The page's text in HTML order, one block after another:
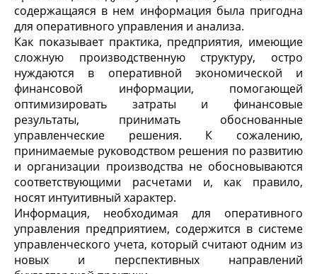
содержащаяся в нем информация была пригодна
для оперативного управления и анализа.
Как показывает практика, предприятия, имеющие
сложную производственную структуру, остро
нуждаются в оперативной экономической и
финансовой информации, помогающей
оптимизировать затраты и финансовые
результаты, принимать обоснованные
управленческие решения. К сожалению,
принимаемые руководством решения по развитию
и организации производства не обосновываются
соответствующими расчетами и, как правило,
носят интуитивный характер.
Информация, необходимая для оперативного
управления предприятием, содержится в системе
управленческого учета, который считают одним из
новых и перспективных направлений